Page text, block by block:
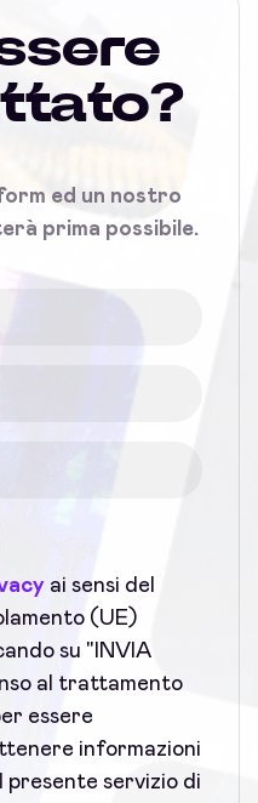
ed un nostro
prima possibile.
ai sensi del
(UE)
su "INVIA
al trattamento
essere
informazioni
presente servizio di